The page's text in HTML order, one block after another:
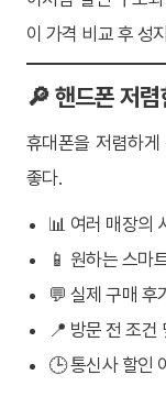
이 가격 비교 후 성
🔎 핸드폰 저
휴대폰을 저렴하
좋다.
📊 여러 매장의
📱 원하는 스마
💬 실제 구매 후
📍 방문 전 조건
🕒 통신사 할인